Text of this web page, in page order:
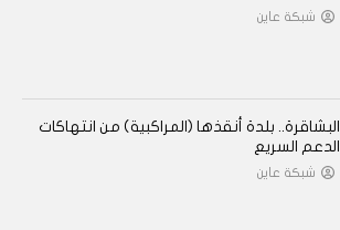
شبكة عاين
البشاقرة.. بلدة أنقذها (المراكبية) من انتهاكات
الدعم السريع
شبكة عاين